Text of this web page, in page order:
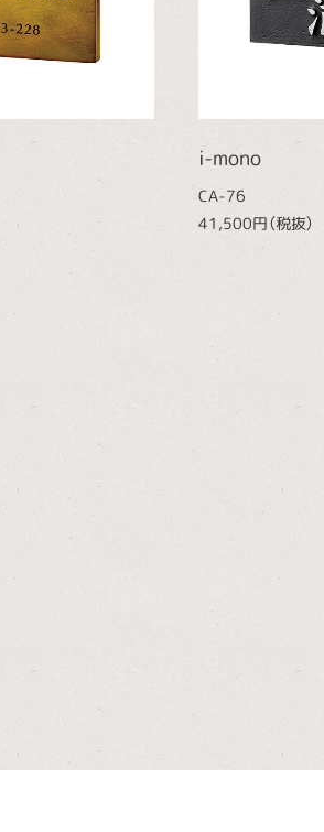
i-mono
CA-76
41,500円（税抜）